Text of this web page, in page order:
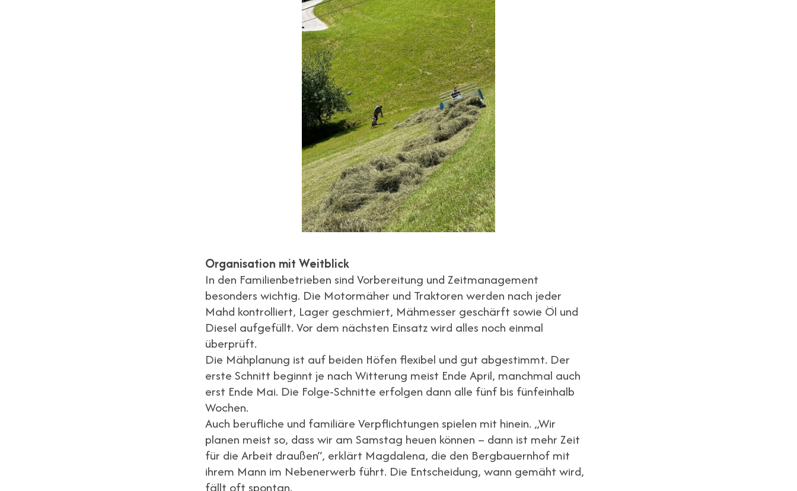
Organisation mit Weitblick
In den Familienbetrieben sind Vorbereitung und Zeitmanagement
besonders wichtig. Die Motormäher und Traktoren werden nach jeder
Mahd kontrolliert, Lager geschmiert, Mähmesser geschärft sowie Öl und
Diesel aufgefüllt. Vor dem nächsten Einsatz wird alles noch einmal
überprüft.
Die Mähplanung ist auf beiden Höfen flexibel und gut abgestimmt. Der
erste Schnitt beginnt je nach Witterung meist Ende April, manchmal auch
erst Ende Mai. Die Folge-Schnitte erfolgen dann alle fünf bis fünfeinhalb
Wochen.
Auch berufliche und familiäre Verpflichtungen spielen mit hinein. „Wir
planen meist so, dass wir am Samstag heuen können – dann ist mehr Zeit
für die Arbeit draußen“, erklärt Magdalena, die den Bergbauernhof mit
ihrem Mann im Nebenerwerb führt. Die Entscheidung, wann gemäht wird,
fällt oft spontan.